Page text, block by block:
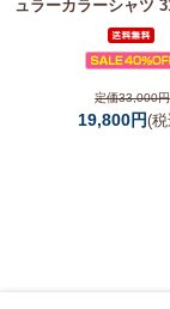
ュラーカラーシャツ
定価33,000円
19,800円(